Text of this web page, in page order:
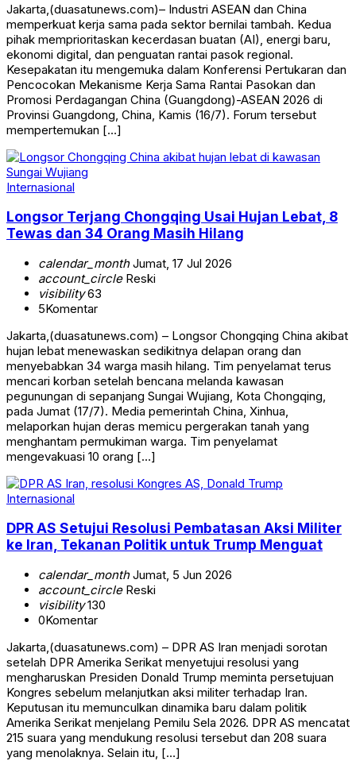
Jakarta,(duasatunews.com)– Industri ASEAN dan China
memperkuat kerja sama pada sektor bernilai tambah. Kedua
pihak memprioritaskan kecerdasan buatan (AI), energi baru,
ekonomi digital, dan penguatan rantai pasok regional.
Kesepakatan itu mengemuka dalam Konferensi Pertukaran dan
Pencocokan Mekanisme Kerja Sama Rantai Pasokan dan
Promosi Perdagangan China (Guangdong)-ASEAN 2026 di
Provinsi Guangdong, China, Kamis (16/7). Forum tersebut
mempertemukan […]
Internasional
Longsor Terjang Chongqing Usai Hujan Lebat, 8
Tewas dan 34 Orang Masih Hilang
calendar_monthJumat, 17 Jul 2026
account_circleReski
visibility63
5Komentar
Jakarta,(duasatunews.com) – Longsor Chongqing China akibat
hujan lebat menewaskan sedikitnya delapan orang dan
menyebabkan 34 warga masih hilang. Tim penyelamat terus
mencari korban setelah bencana melanda kawasan
pegunungan di sepanjang Sungai Wujiang, Kota Chongqing,
pada Jumat (17/7). Media pemerintah China, Xinhua,
melaporkan hujan deras memicu pergerakan tanah yang
menghantam permukiman warga. Tim penyelamat
mengevakuasi 10 orang […]
Internasional
DPR AS Setujui Resolusi Pembatasan Aksi Militer
ke Iran, Tekanan Politik untuk Trump Menguat
calendar_monthJumat, 5 Jun 2026
account_circleReski
visibility130
0Komentar
Jakarta,(duasatunews.com) – DPR AS Iran menjadi sorotan
setelah DPR Amerika Serikat menyetujui resolusi yang
mengharuskan Presiden Donald Trump meminta persetujuan
Kongres sebelum melanjutkan aksi militer terhadap Iran.
Keputusan itu memunculkan dinamika baru dalam politik
Amerika Serikat menjelang Pemilu Sela 2026. DPR AS mencatat
215 suara yang mendukung resolusi tersebut dan 208 suara
yang menolaknya. Selain itu, […]